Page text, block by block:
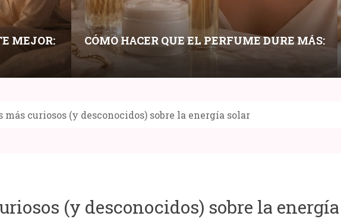
MEJOR:
PIEL,
CÓMO HACER QUE EL PERFUME DURE MÁS:
LAYERING, HIDRATACIÓN Y PUNTOS DE
más curiosos (y desconocidos) sobre la energía solar
(y desconocidos) sobre la energía